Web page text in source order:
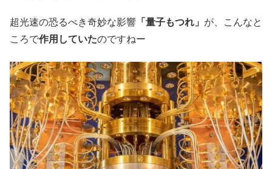
超光速の恐るべき奇妙な影響 「量子もつれ」 が、こんなと
ころで作用していたのですねー